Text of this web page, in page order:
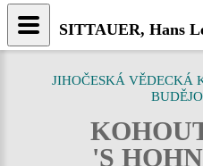
JIHOČESKÁ VĚDECKÁ
'S
SITTAUER, Hans